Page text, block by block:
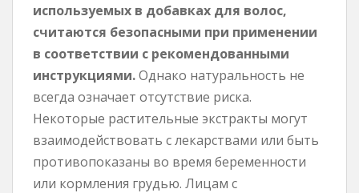
используемых в добавках для волос,
считаются безопасными при применении
в соответствии с рекомендованными
инструкциями.Однако натуральность не
всегда означает отсутствие риска.
Некоторые растительные экстракты могут
взаимодействовать с лекарствами или быть
противопоказаны во время беременности
или кормления грудью. Лицам с